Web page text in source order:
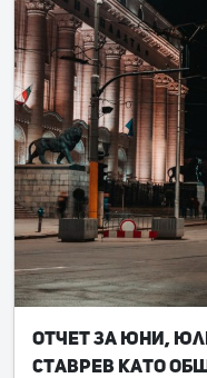
Отчет за юни,
Ставрев като